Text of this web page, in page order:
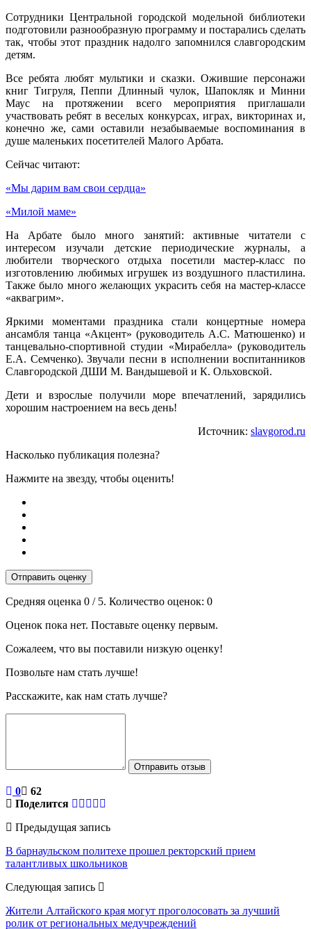
Сотрудники Центральной городской модельной библиотеки
подготовили разнообразную программу и постарались сделать
так, чтобы этот праздник надолго запомнился славгородским
детям.
Все ребята любят мультики и сказки. Ожившие персонажи
книг Тигруля, Пеппи Длинный чулок, Шапокляк и Минни
Маус на протяжении всего мероприятия приглашали
участвовать ребят в веселых конкурсах, играх, викторинах и,
конечно же, сами оставили незабываемые воспоминания в
душе маленьких посетителей Малого Арбата.
Сейчас читают:
«Мы дарим вам свои сердца»
«Милой маме»
На Арбате было много занятий: активные читатели с
интересом изучали детские периодические журналы, а
любители творческого отдыха посетили мастер-класс по
изготовлению любимых игрушек из воздушного пластилина.
Также было много желающих украсить себя на мастер-классе
«аквагрим».
Яркими моментами праздника стали концертные номера
ансамбля танца «Акцент» (руководитель А.С. Матюшенко) и
танцевально-спортивной студии «Мирабелла» (руководитель
Е.А. Семченко). Звучали песни в исполнении воспитанников
Славгородской ДШИ М. Вандышевой и К. Ольховской.
Дети и взрослые получили море впечатлений, зарядились
хорошим настроением на весь день!
Источник: slavgorod.ru
Насколько публикация полезна?
Нажмите на звезду, чтобы оценить!
Отправить оценку
Средняя оценка 0 / 5. Количество оценок: 0
Оценок пока нет. Поставьте оценку первым.
Сожалеем, что вы поставили низкую оценку!
Позвольте нам стать лучше!
Расскажите, как нам стать лучше?
Отправить отзыв
0
62
Поделится
Предыдущая запись
В барнаульском политехе прошел ректорский прием
талантливых школьников
Следующая запись
Жители Алтайского края могут проголосовать за лучший
ролик от региональных медучреждений